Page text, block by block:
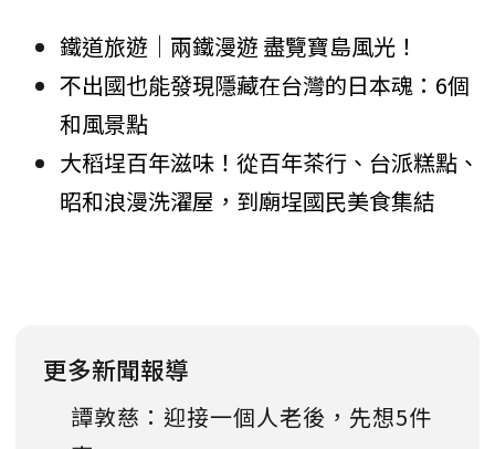
鐵道旅遊｜兩鐵漫遊 盡覽寶島風光！
不出國也能發現隱藏在台灣的日本魂：6個
和風景點
大稻埕百年滋味！從百年茶行、台派糕點、
昭和浪漫洗濯屋，到廟埕國民美食集結
更多新聞報導
譚敦慈：迎接一個人老後，先想5件